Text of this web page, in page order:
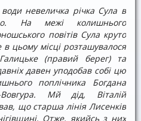
невеличка річка Сула в
На межі колишнього
повітів Сула круто
цьому місці розташувалося
(правий берег) та
давен уподобав собі цю
поплічника Богдана
Вовгура. Мй дід, Віталій
що старша лінія Лисенків
Отже, якийсь з них